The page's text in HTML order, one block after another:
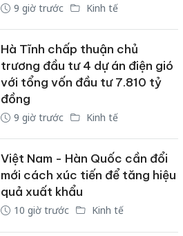
9 giờ trước Kinh tế
Hà Tĩnh chấp thuận chủ
trương đầu tư 4 dự án điện gió
với tổng vốn đầu tư 7.810 tỷ
đồng
9 giờ trước Kinh tế
Việt Nam - Hàn Quốc cần đổi
mới cách xúc tiến để tăng hiệu
quả xuất khẩu
10 giờ trước Kinh tế